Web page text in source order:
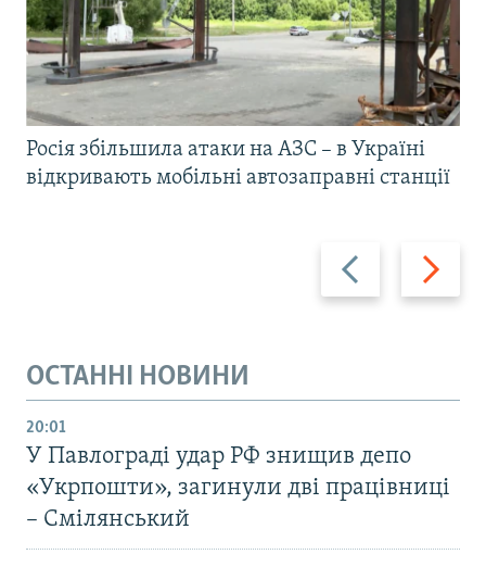
Назад Вперед
Росія збільшила атаки на АЗС – в Україні
відкривають мобільні автозаправні станції
ОСТАННІ НОВИНИ
20:01
У Павлограді удар РФ знищив депо
«Укрпошти», загинули дві працівниці
– Смілянський